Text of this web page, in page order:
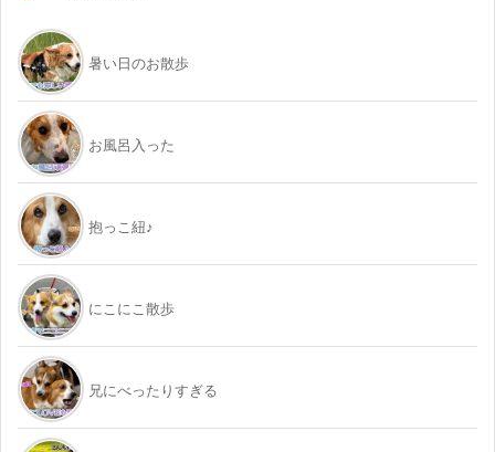
暑い日のお散歩
お風呂入った
抱っこ紐♪
にこにこ散歩
兄にべったりすぎる